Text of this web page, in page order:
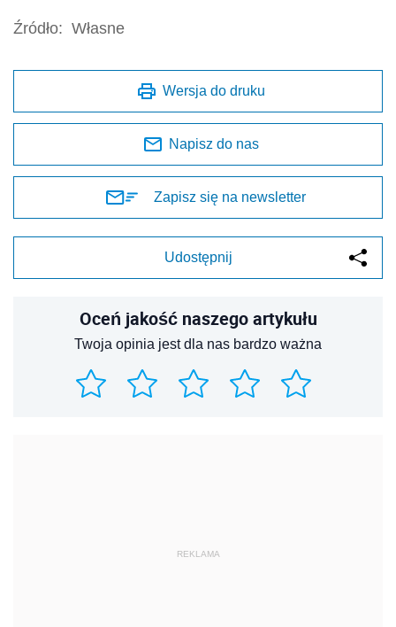
Źródło: Własne
Wersja do druku
Napisz do nas
Zapisz się na newsletter
Udostępnij
Oceń jakość naszego artykułu
Twoja opinia jest dla nas bardzo ważna
REKLAMA